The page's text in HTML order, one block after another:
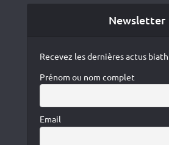
Newsletter
Recevez les dernières actus
Prénom ou nom complet
Email